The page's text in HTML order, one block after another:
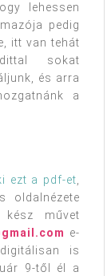
lehessen
pedig
itt van tehát
sokat
és arra
a
ezt a pdf-et,
oldalnézete
művet
e-
is
9-től él a